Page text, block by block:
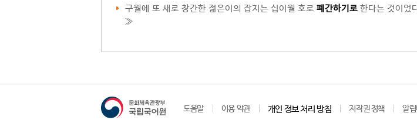
구월에 또 새로 창간한 젊은이의 잡지는 십이월 호로 폐간하기로 한다는 것이었
≫
도움말 이용 약관 개인 정보 처리 방침 저작권 정책 알